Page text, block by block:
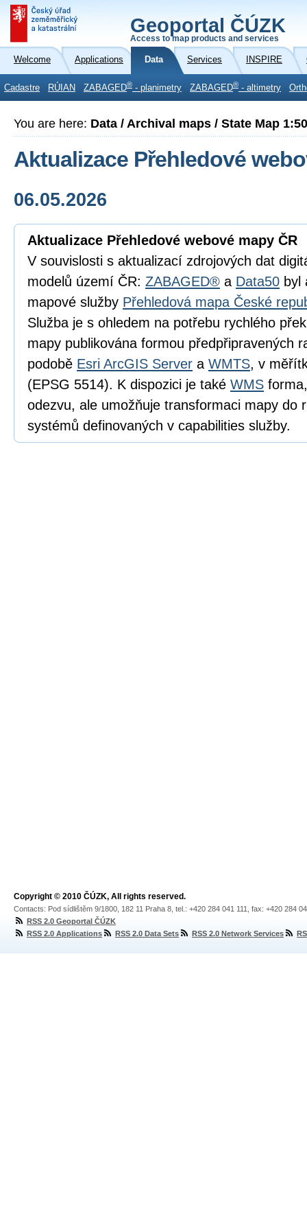
Geoportal ČÚZK
Access to map products and services
Welcome Applications Data Services INSPIRE
Cadastre RÚIAN ZABAGED® - planimetry ZABAGED® - altimetry
You are here: Data / Archival maps / State Map
Aktualizace Přehledové
06.05.2026
Aktualizace Přehledové webové mapy ČR
V souvislosti s aktualizací zdrojových dat
modelů území ČR: ZABAGED® a Data50 byl
mapové služby Přehledová mapa České
Služba je s ohledem na potřebu rychlého
mapy publikována formou předpřipravených
podobě Esri ArcGIS Server a WMTS, v
(EPSG 5514). K dispozici je také WMS
odezvu, ale umožňuje transformaci mapy do
systémů definovaných v capabilities služby.
Copyright © 2010 ČÚZK, All rights reserved.
Contacts: Pod sídlištěm 9/1800, 182 11 Praha 8, tel.: +420 284 041 111, fax: +420 284
RSS 2.0 Geoportal ČÚZK
RSS 2.0 Applications
RSS 2.0 Data Sets RSS 2.0 Network Services